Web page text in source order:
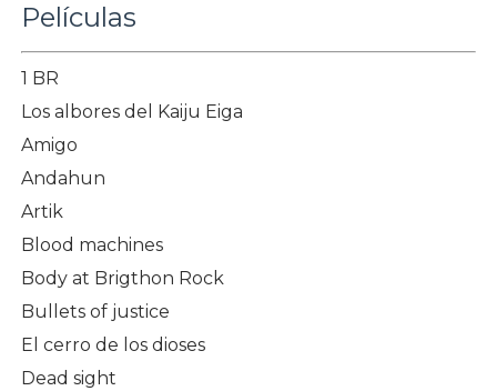
Películas
1 BR
Los albores del Kaiju Eiga
Amigo
Andahun
Artik
Blood machines
Body at Brigthon Rock
Bullets of justice
El cerro de los dioses
Dead sight